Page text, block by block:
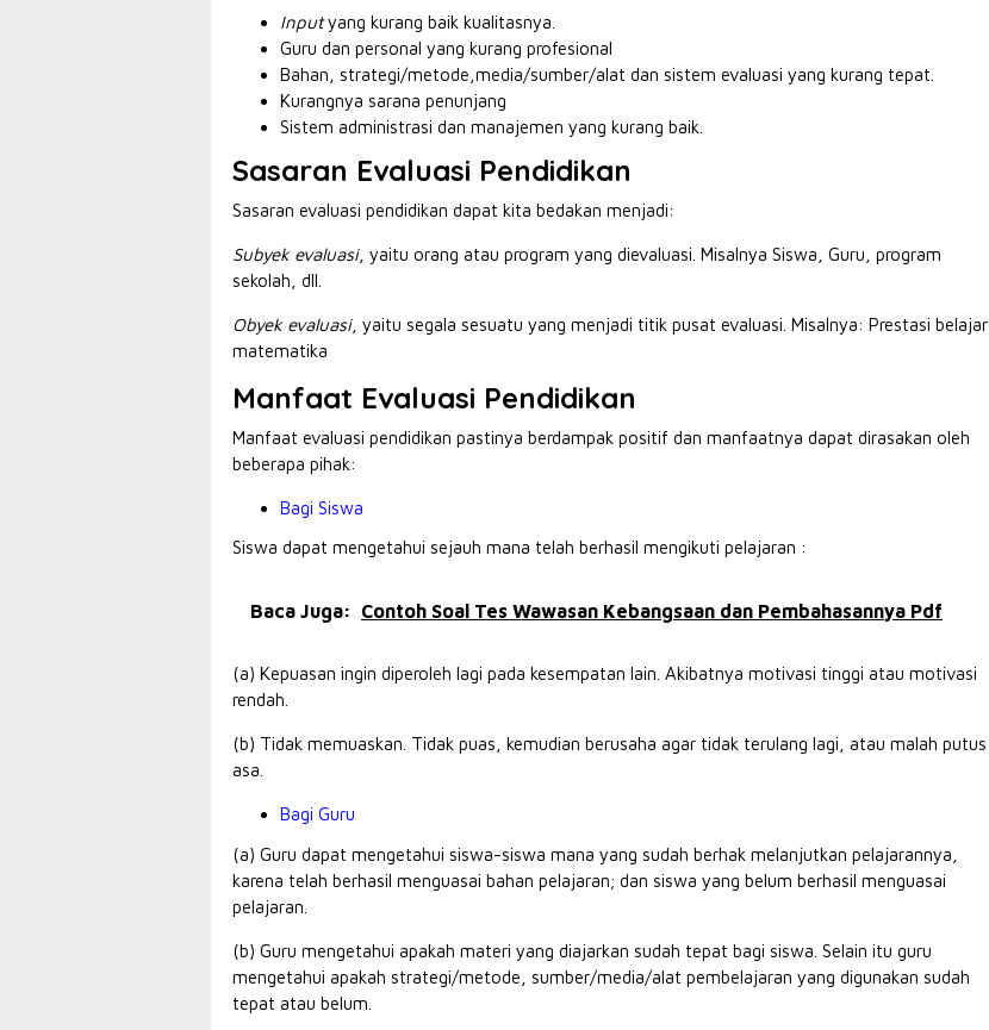
Inputyang kurang baik kualitasnya.
Guru dan personal yang kurang profesional
Bahan, strategi/metode,media/sumber/alat dan sistem evaluasi yang kurang tepat.
Kurangnya sarana penunjang
Sistem administrasi dan manajemen yang kurang baik.
Sasaran Evaluasi Pendidikan
Sasaran evaluasi pendidikan dapat kita bedakan menjadi:
Subyek evaluasi, yaitu orang atau program yang dievaluasi. Misalnya Siswa, Guru, program
sekolah, dll.
Obyek evaluasi, yaitu segala sesuatu yang menjadi titik pusat evaluasi. Misalnya: Prestasi belajar
matematika
Manfaat Evaluasi Pendidikan
Manfaat evaluasi pendidikan pastinya berdampak positif dan manfaatnya dapat dirasakan oleh
beberapa pihak:
Bagi Siswa
Siswa dapat mengetahui sejauh mana telah berhasil mengikuti pelajaran :
Baca Juga: Contoh Soal Tes Wawasan Kebangsaan dan Pembahasannya Pdf
(a) Kepuasan ingin diperoleh lagi pada kesempatan lain. Akibatnya motivasi tinggi atau motivasi
rendah.
(b) Tidak memuaskan. Tidak puas, kemudian berusaha agar tidak terulang lagi, atau malah putus
asa.
Bagi Guru
(a) Guru dapat mengetahui siswa-siswa mana yang sudah berhak melanjutkan pelajarannya,
karena telah berhasil menguasai bahan pelajaran; dan siswa yang belum berhasil menguasai
pelajaran.
(b) Guru mengetahui apakah materi yang diajarkan sudah tepat bagi siswa. Selain itu guru
mengetahui apakah strategi/metode, sumber/media/alat pembelajaran yang digunakan sudah
tepat atau belum.